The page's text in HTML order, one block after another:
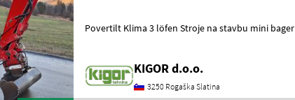
Povertilt Klima 3 löfen Stroje na stavbu mini bager
KIGOR d.o.o.
3250 Rogaška Slatina